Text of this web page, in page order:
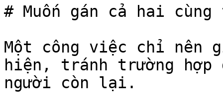
# Muốn gán cả hai
Một công việc chỉ nên
hiện, tránh trường hợp
người còn lại.